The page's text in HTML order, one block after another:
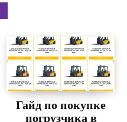
Гайд по покупке
погрузчика в